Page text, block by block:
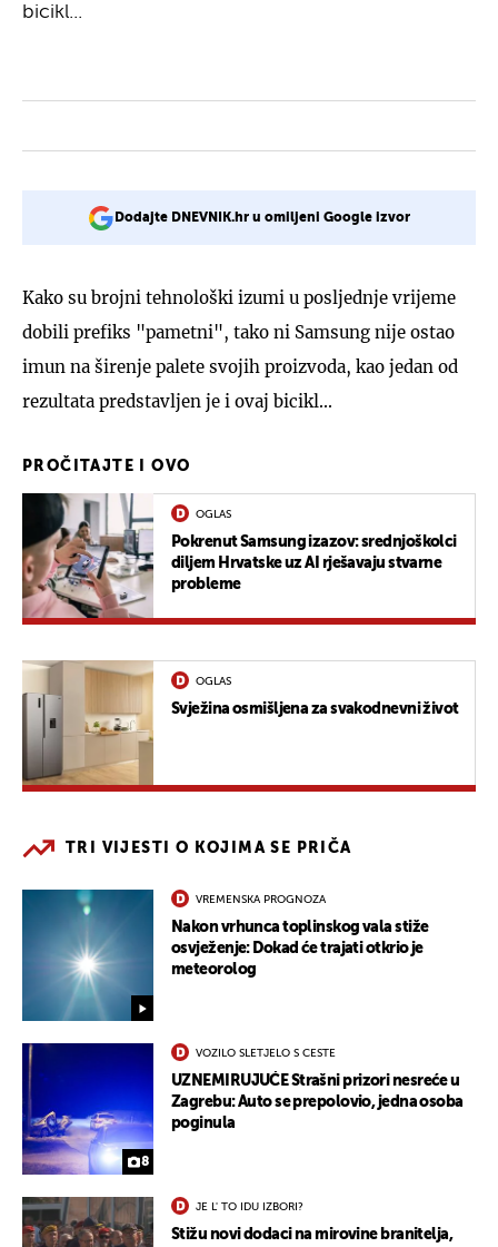
bicikl...
Dodajte DNEVNIK.hr u omiljeni Google izvor
Kako su brojni tehnološki izumi u posljednje vrijeme
dobili prefiks "pametni", tako ni Samsung nije ostao
imun na širenje palete svojih proizvoda, kao jedan od
rezultata predstavljen je i ovaj bicikl...
PROČITAJTE I OVO
OGLAS
Pokrenut Samsung izazov: srednjoškolci
diljem Hrvatske uz AI rješavaju stvarne
probleme
OGLAS
Svježina osmišljena za svakodnevni život
TRI VIJESTI O KOJIMA SE PRIČA
VREMENSKA PROGNOZA
Nakon vrhunca toplinskog vala stiže
osvježenje: Dokad će trajati otkrio je
meteorolog
8
VOZILO SLETJELO S CESTE
UZNEMIRUJUĆE Strašni prizori nesreće u
Zagrebu: Auto se prepolovio, jedna osoba
poginula
JE L' TO IDU IZBORI?
Stižu novi dodaci na mirovine branitelja,